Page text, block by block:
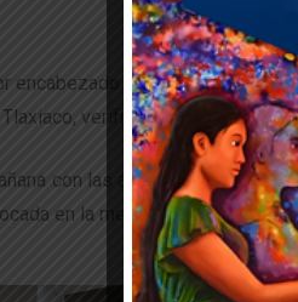
encabezado por Eric Jesús
verificando el
con las áreas restantes,
en la mejora continua y en la